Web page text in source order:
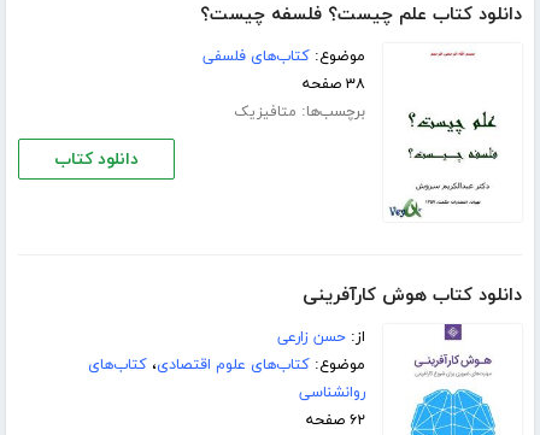
دانلود کتاب علم چیست؟ فلسفه چیست؟
موضوع:کتاب‌های فلسفی
۳۸ صفحه
برچسب‌ها: متافیزیک
دانلود کتاب
دانلود کتاب هوش کارآفرینی
از:حسن زارعی
موضوع:کتاب‌های علوم اقتصادی،کتاب‌های
روانشناسی
۶۲ صفحه